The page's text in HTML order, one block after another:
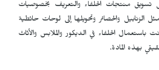
تسويق منتجات الحلفاء والتعريف بخصوصيات
الزنابيل والحصائر وتحويلها إلى لوحات حائطية
باستعمال الحلفاء في الديكور والملابس والأثاث
بهذه المادة.